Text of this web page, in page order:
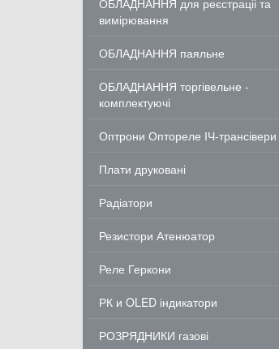
ОБЛАДНАННЯ для реєстраціі та
вимірювання
ОБЛАДНАННЯ паяльне
ОБЛАДНАННЯ торгівельне -
комплектуючі
Оптрони Оптореле ІЧ-трансівери
Плати друковані
Радіатори
Резистори Атенюатор
Реле Геркони
РК и OLED індикатори
РОЗРЯДНИКИ газові